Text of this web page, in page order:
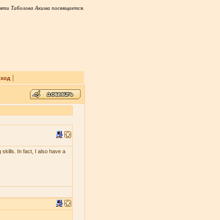
Таболова Акима посвящается.
|
skills. In fact, I also have a